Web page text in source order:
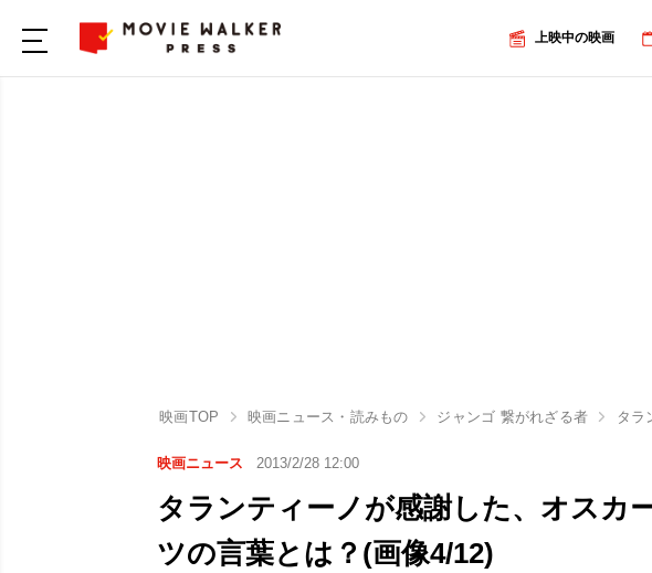
上映中の映画
映画TOP 映画ニュース・読みもの ジャンゴ 繋がれざる者 タラ
映画ニュース 2013/2/28 12:00
タランティーノが感謝した、オスカ
ツの言葉とは？(画像4/12)